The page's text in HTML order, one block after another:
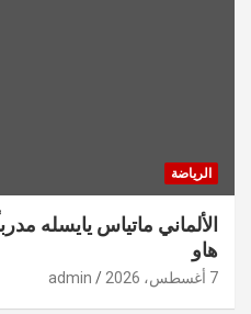
الرياضة
الألماني ماتياس يايسله
هاو
7 أغسطس، 2026 admin